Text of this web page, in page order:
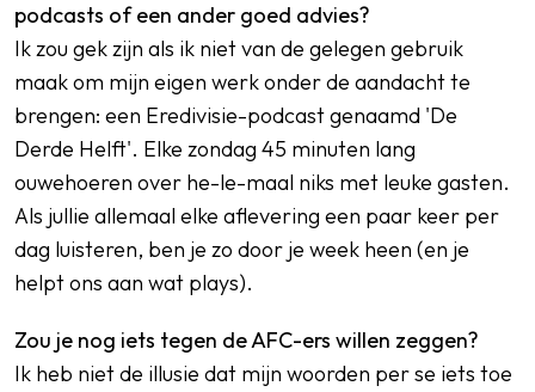
podcasts of een ander goed advies?
Ik zou gek zijn als ik niet van de gelegen gebruik
maak om mijn eigen werk onder de aandacht te
brengen: een Eredivisie-podcast genaamd 'De
Derde Helft'. Elke zondag 45 minuten lang
ouwehoeren over he-le-maal niks met leuke gasten.
Als jullie allemaal elke aflevering een paar keer per
dag luisteren, ben je zo door je week heen (en je
helpt ons aan wat plays).
Zou je nog iets tegen de AFC-ers willen zeggen?
Ik heb niet de illusie dat mijn woorden per se iets toe